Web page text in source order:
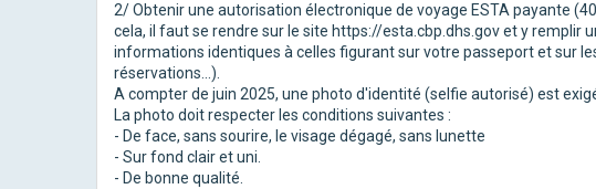
2/ Obtenir une autorisation électronique de voyage ESTA payante
cela, il faut se rendre sur le site https://esta.cbp.dhs.gov et y remplir
informations identiques à celles figurant sur votre passeport et sur
réservations...).
A compter de juin 2025, une photo d'identité (selfie autorisé) est
La photo doit respecter les conditions suivantes :
- De face, sans sourire, le visage dégagé, sans lunette
- Sur fond clair et uni.
- De bonne qualité.